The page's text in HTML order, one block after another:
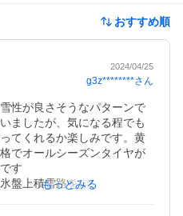
おすすめ順
2024/04/25
g3z********さん
性が良さそうなパターンで
ましたが、気になる程でも
てくれるか楽しみです。黄
でオールシーズンタイヤが
す
盤上積雪路を走りました
もっとみる